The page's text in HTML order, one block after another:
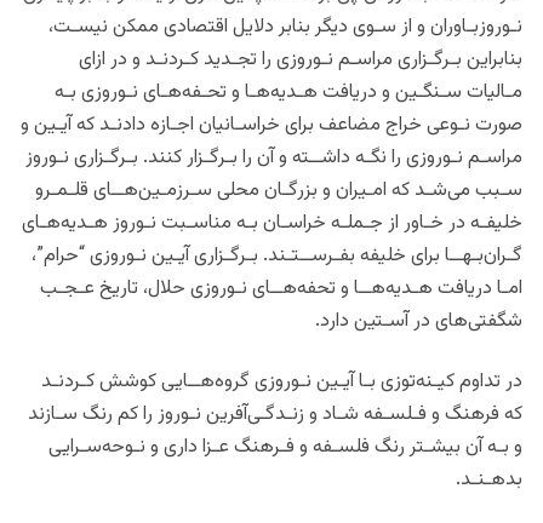
نـوروزبـاوران و از سـوی دیگر بنابر دلایل اقتصادی ممکن نیسـت،
بنابراین بـرگـزاری مراسـم نـوروزی را تجـدید کـردنـد و در ازای
مـالیات سـنگـین و دریافت هـدیه‌هـا و تحـفه‌هـای نـوروزی بـه
صورت نـوعی خراج مضاعف برای خراسـانیان اجـازه دادنـد که آیـین و
مراسـم نـوروزی را نگـه داشــته و آن را بـرگـزار کنند. بـرگـزاری نـوروز
سـبب می‌شـد که امـیران و بزرگـان محلی سـرزمـین‌هــای قلـمـرو
خلیفـه در خـاور از جـملـه خراسـان بـه مناسـبت نـوروز هـدیه‌هـای
گـران‌بـهــا برای خلیفه بفـرســتـند. بـرگـزاری آیـین نـوروزی “حرام”،
امـا دریافت هـدیه‌هــا و تحفه‌هــای نـوروزی حلال، تاریخ عـجـب
‌شگفتی‌های در آسـتین دارد.
در تداوم کیـنه‌توزی بـا آیـین نـوروزی گروه‌هــایی کوشش کـردنـد
که فرهنگ و فـلسـفه شـاد و زنـدگـی‌آفرین نـوروز را کم رنگ سـازند
و بـه آن بیشـتر رنگ فلسـفه و فـرهنگ عـزا داری و نـوحه‌سـرایی
بدهـنـد.